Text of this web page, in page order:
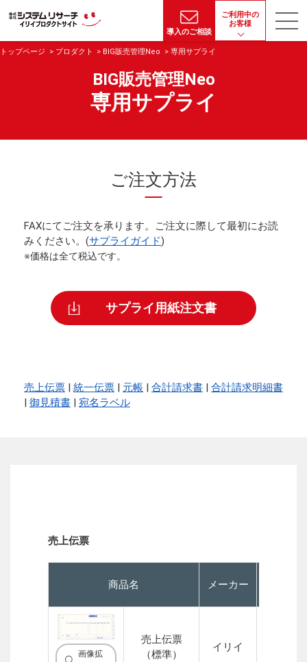
導入のご相談
ご利用中の
お客様
トップページ プロダクト BIG販売管理Neo 専用サプライ
BIG販売管理Neo
専用サプライ
ご注文方法
FAXにてご注文を承ります。ご注文に際して最初にお読
みください。(サプライガイド)
※価格は全て税込です。
サプライ用紙注文書
売上伝票 | 統一伝票 | 元帳 | 合計請求書 | 合計請求明細書
| 御見積書 | 宛名ラベル
売上伝票
商品名 メーカー
画像拡
売上伝票
（標準）
イリイ